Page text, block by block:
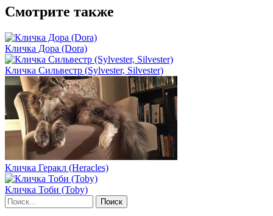
Смотрите также
Кличка Дора (Dora)
Кличка Сильвестр (Sylvester, Silvester)
Кличка Геракл (Heracles)
Кличка Тоби (Toby)
Поиск